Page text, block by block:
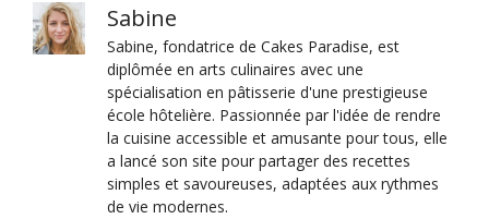
Sabine
Sabine, fondatrice de Cakes Paradise, est
diplômée en arts culinaires avec une
spécialisation en pâtisserie d'une prestigieuse
école hôtelière. Passionnée par l'idée de rendre
la cuisine accessible et amusante pour tous, elle
a lancé son site pour partager des recettes
simples et savoureuses, adaptées aux rythmes
de vie modernes.